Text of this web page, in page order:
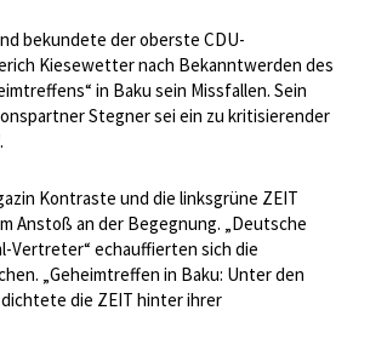
bekundete der oberste CDU-
Kiesewetter nach Bekanntwerden des
in Baku sein Missfallen. Sein
Stegner sei ein zu kritisierender
Kontraste und die linksgrüne ZEIT
Anstoß an der Begegnung. „Deutsche
Vertreter“ echauffierten sich die
„Geheimtreffen in Baku: Unter den
dichtete die ZEIT hinter ihrer